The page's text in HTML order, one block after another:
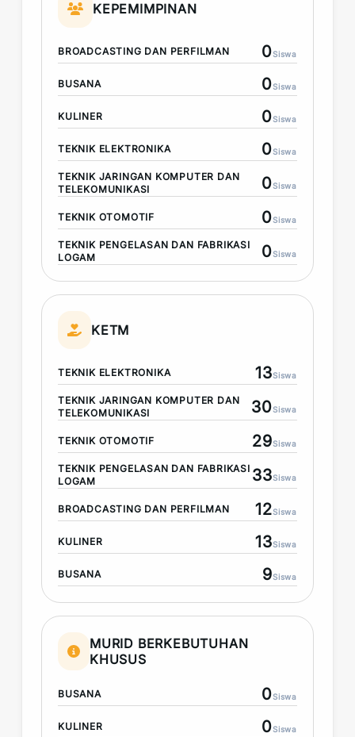
KEPEMIMPINAN
BROADCASTING DAN PERFILMAN 0Siswa
BUSANA 0Siswa
KULINER 0Siswa
TEKNIK ELEKTRONIKA 0Siswa
TEKNIK JARINGAN KOMPUTER DAN
TELEKOMUNIKASI
0Siswa
TEKNIK OTOMOTIF 0Siswa
TEKNIK PENGELASAN DAN FABRIKASI
LOGAM
0Siswa
KETM
TEKNIK ELEKTRONIKA 13Siswa
TEKNIK JARINGAN KOMPUTER DAN
TELEKOMUNIKASI
30Siswa
TEKNIK OTOMOTIF 29Siswa
TEKNIK PENGELASAN DAN FABRIKASI
LOGAM
33Siswa
BROADCASTING DAN PERFILMAN 12Siswa
KULINER 13Siswa
BUSANA 9Siswa
MURID BERKEBUTUHAN
KHUSUS
BUSANA 0Siswa
KULINER 0Siswa